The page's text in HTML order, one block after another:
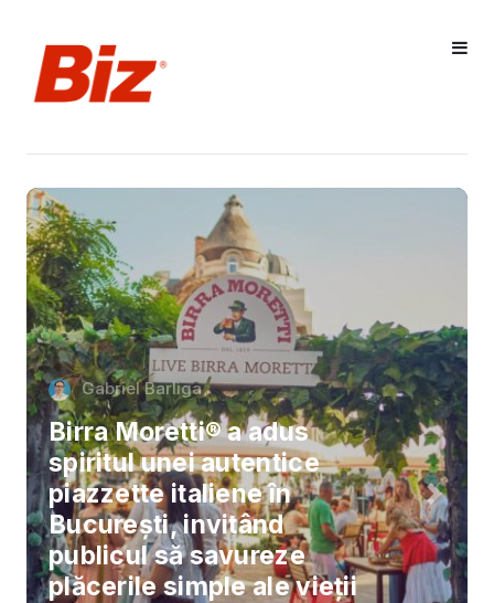
Gabriel Barliga
Birra Moretti® a adus
spiritul unei autentice
piazzette italiene în
București, invitând
publicul să savureze
plăcerile simple ale vieții